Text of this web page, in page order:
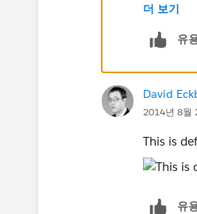
더 보기
유
David
2014년 8월
This is
유